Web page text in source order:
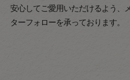
安心してご愛用いただけるよう、
ターフォローを承っております。